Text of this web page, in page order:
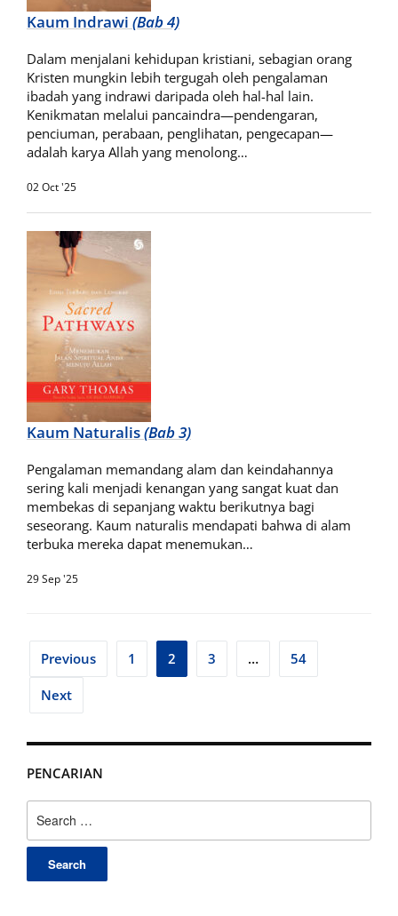
Kaum Indrawi (Bab 4)
Dalam menjalani kehidupan kristiani, sebagian orang
Kristen mungkin lebih tergugah oleh pengalaman
ibadah yang indrawi daripada oleh hal-hal lain.
Kenikmatan melalui pancaindra—pendengaran,
penciuman, perabaan, penglihatan, pengecapan—
adalah karya Allah yang menolong…
02 Oct '25
Kaum Naturalis(Bab 3)
Pengalaman memandang alam dan keindahannya
sering kali menjadi kenangan yang sangat kuat dan
membekas di sepanjang waktu berikutnya bagi
seseorang. Kaum naturalis mendapati bahwa di alam
terbuka mereka dapat menemukan…
29 Sep '25
Posts
pagination
Previous 1 2 3 … 54
Next
PENCARIAN
for: